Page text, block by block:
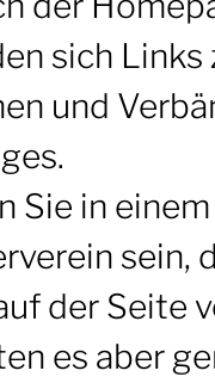
sich Links
und
Sie in einem
sein,
der Seite
es aber